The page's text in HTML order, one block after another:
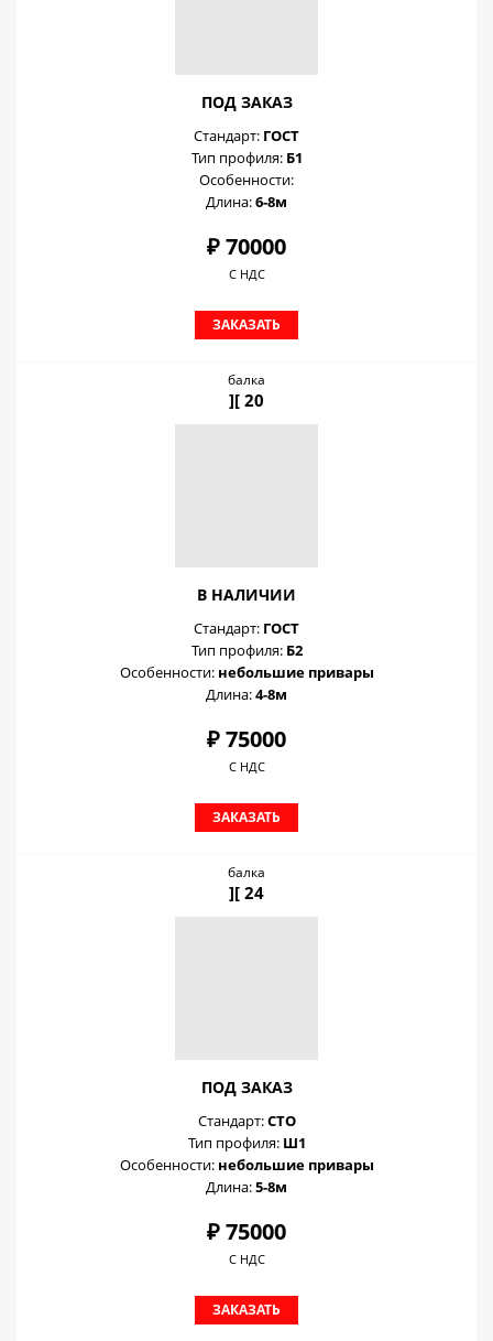
ПОД ЗАКАЗ
Стандарт: ГОСТ
Тип профиля: Б1
Особенности:
Длина:6-8м
₽ 70000
С НДС
ЗАКАЗАТЬ
балка
][ 20
В НАЛИЧИИ
Стандарт: ГОСТ
Тип профиля: Б2
Особенности: небольшие привары
Длина:4-8м
₽ 75000
С НДС
ЗАКАЗАТЬ
балка
][ 24
ПОД ЗАКАЗ
Стандарт:СТО
Тип профиля:Ш1
Особенности: небольшие привары
Длина:5-8м
₽ 75000
С НДС
ЗАКАЗАТЬ